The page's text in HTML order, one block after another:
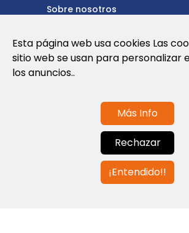
Sobre nosotros
Política de cookies
Contáctanos
info@globalagents.net
Esta página web usa cookies Las
sitio web se usan para personalizar
los anuncios..
Más Info
Rechazar
¡Entendido!!